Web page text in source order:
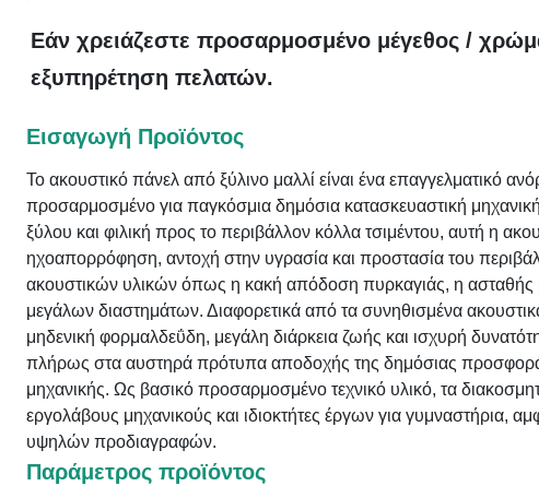
Εάν χρειάζεστε προσαρμοσμένο μέγεθος /
εξυπηρέτηση πελατών.
Εισαγωγή Προϊόντος
Το ακουστικό πάνελ από ξύλινο μαλλί είναι ένα επαγγελματικό
προσαρμοσμένο για παγκόσμια δημόσια κατασκευαστική
ξύλου και φιλική προς το περιβάλλον κόλλα τσιμέντου, αυτή η
ηχοαπορρόφηση, αντοχή στην υγρασία και προστασία του
ακουστικών υλικών όπως η κακή απόδοση πυρκαγιάς, η ασταθής
μεγάλων διαστημάτων. Διαφορετικά από τα συνηθισμένα
μηδενική φορμαλδεΰδη, μεγάλη διάρκεια ζωής και ισχυρή
πλήρως στα αυστηρά πρότυπα αποδοχής της δημόσιας
μηχανικής. Ως βασικό προσαρμοσμένο τεχνικό υλικό, τα
εργολάβους μηχανικούς και ιδιοκτήτες έργων για γυμναστήρια,
υψηλών προδιαγραφών.
Παράμετρος προϊόντος